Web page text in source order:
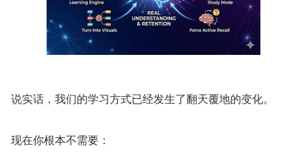
说实话，我们的学习方式已经发生了翻天覆地的变化。
现在你根本不需要：